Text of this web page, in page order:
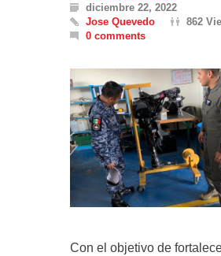
diciembre 22, 2022
Jose Quevedo
862
0 comments
Con el objetivo de